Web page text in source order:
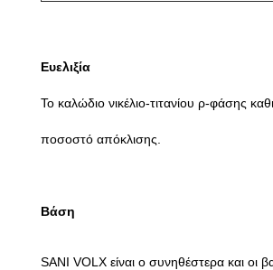
Ευελιξία
Το καλώδιο νικέλιο-τιτανίου ρ-φάσης
ποσοστό απόκλισης.
Βάση
SANI VOLX είναι ο συνηθέστερα και οι